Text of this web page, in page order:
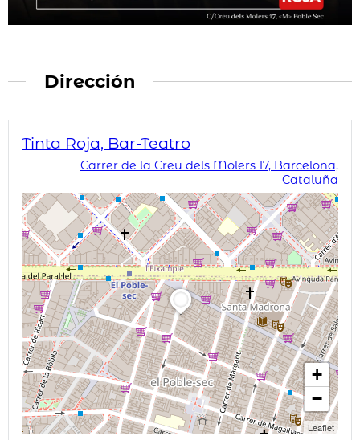
Dirección
Tinta Roja, Bar-Teatro
Carrer de la Creu dels Molers 17, Barcelona,
Cataluña
+
−
Leaflet